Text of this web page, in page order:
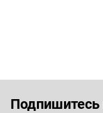
Подпишитесь